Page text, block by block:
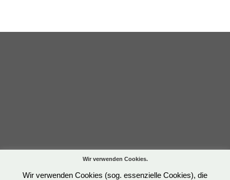
Wir verwenden Cookies.
Wir verwenden Cookies (sog. essenzielle Cookies), die